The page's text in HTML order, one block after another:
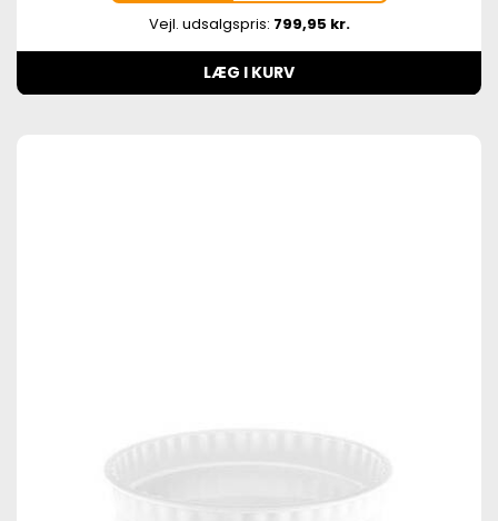
Vejl. udsalgspris: 799,95 kr.
LÆG I KURV